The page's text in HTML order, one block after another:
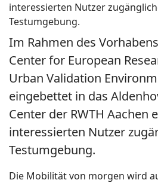
interessierten Nutzer
Testumgebung.
Im Rahmen des Vorhabens
Center for European
Urban Validation
eingebettet in das
Center der RWTH Aachen
interessierten Nutzer
Testumgebung.
Die Mobilität von morgen wird